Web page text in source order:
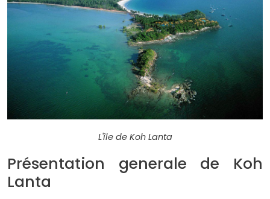
L'île de Koh Lanta
Présentation generale de Koh
Lanta